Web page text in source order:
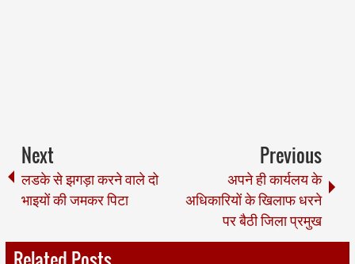
Next
लडके से झगड़ा करने वाले दो
भाइयों की जमकर पिटा
Previous
अपने ही कार्यलय के
अधिकारियों के खिलाफ धरने
पर बैठी जिला प्रमुख